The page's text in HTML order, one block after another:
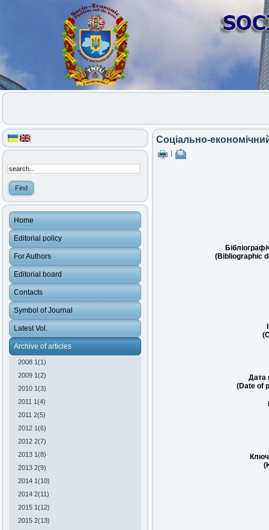
Home
Editorial policy
For Authors
Editorial board
Contacts
Symbol of Journal
Latest Vol.
Archive of articles
2008 1(1)
2009 1(2)
2010 1(3)
2011 1(4)
2011 2(5)
2012 1(6)
2012 2(7)
2013 1(8)
2013 2(9)
2014 1(10)
2014 2(11)
2015 1(12)
2015 2(13)
Соціально-
(Bibliographic
Дата
(Date of